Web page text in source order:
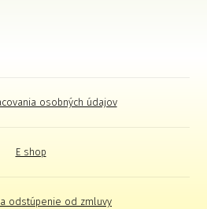
osobných údajov
E shop
odstúpenie od zmluvy